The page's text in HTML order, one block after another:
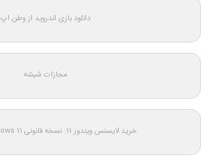
دانلود بازی اندروید از وطن اپ
مجازات شیشه
خرید لایسنس ویندوز 11: نسخه قانونی Windows 11 اورجینال